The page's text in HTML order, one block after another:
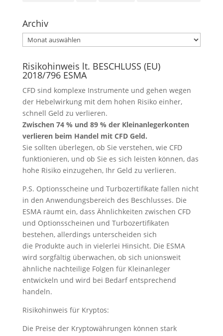
Archiv
Archiv
Risikohinweis lt. BESCHLUSS (EU)
2018/796 ESMA
CFD sind komplexe Instrumente und gehen wegen
der Hebelwirkung mit dem hohen Risiko einher,
schnell Geld zu verlieren.
Zwischen 74 % und 89 % der Kleinanlegerkonten
verlieren beim Handel mit CFD Geld.
Sie sollten überlegen, ob Sie verstehen, wie CFD
funktionieren, und ob Sie es sich leisten können, das
hohe Risiko einzugehen, Ihr Geld zu verlieren.
P.S. Optionsscheine und Turbozertifikate fallen nicht
in den Anwendungsbereich des Beschlusses. Die
ESMA räumt ein, dass Ähnlichkeiten zwischen CFD
und Optionsscheinen und Turbozertifikaten
bestehen, allerdings unterscheiden sich
die Produkte auch in vielerlei Hinsicht. Die ESMA
wird sorgfältig überwachen, ob sich unionsweit
ähnliche nachteilige Folgen für Kleinanleger
entwickeln und wird bei Bedarf entsprechend
handeln.
Risikohinweis für Kryptos:
Die Preise der Kryptowährungen können stark